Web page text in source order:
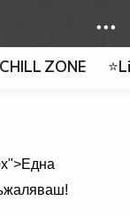
ZONE